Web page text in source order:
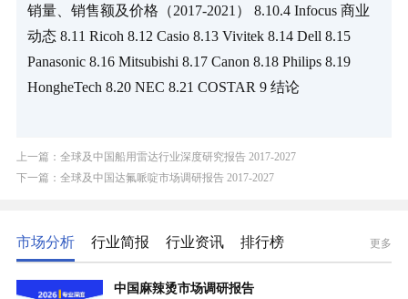
销量、销售额及价格（2017-2021） 8.10.4 Infocus 商业
动态 8.11 Ricoh 8.12 Casio 8.13 Vivitek 8.14 Dell 8.15
Panasonic 8.16 Mitsubishi 8.17 Canon 8.18 Philips 8.19
HongheTech 8.20 NEC 8.21 COSTAR 9 结论
上一篇：全球及中国船用雷达行业深度研究报告 2017-2027
下一篇：全球及中国达氟哌啶市场调研报告 2017-2027
市场分析 行业简报 行业资讯 排行榜 更多
中国麻辣烫市场调研报告